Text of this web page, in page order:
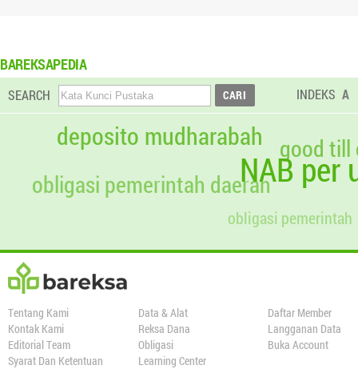
BAREKSAPEDIA
SEARCH INDEKS A
NAB per
deposito mudharabah
obligasi pemerintah
obligasi pemerintah daerah
good till
Tentang Kami
Kontak Kami
Editorial Team
Syarat Dan Ketentuan
Data & Alat
Reksa Dana
Obligasi
Learning Center
Daftar Member
Langganan Data
Buka Account